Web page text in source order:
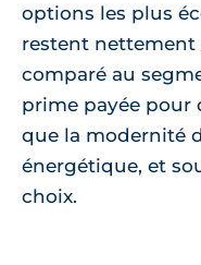
options les plus
restent nettement
comparé au
prime payée pour
que la modernité
énergétique, et
choix.